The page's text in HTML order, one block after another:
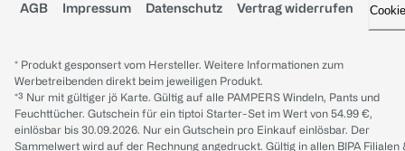
AGB Impressum Datenschutz Vertrag widerrufen
* Produkt gesponsert vom Hersteller. Weitere Informationen zum
Werbetreibenden direkt beim jeweiligen Produkt.
*³ Nur mit gültiger jö Karte. Gültig auf alle PAMPERS Windeln, Pants und
Feuchttücher. Gutschein für ein tiptoi Starter-Set im Wert von 54.99 €,
einlösbar bis 30.09.2026. Nur ein Gutschein pro Einkauf einlösbar. Der
Sammelwert wird auf der Rechnung angedruckt. Gültig in allen BIPA Filialen